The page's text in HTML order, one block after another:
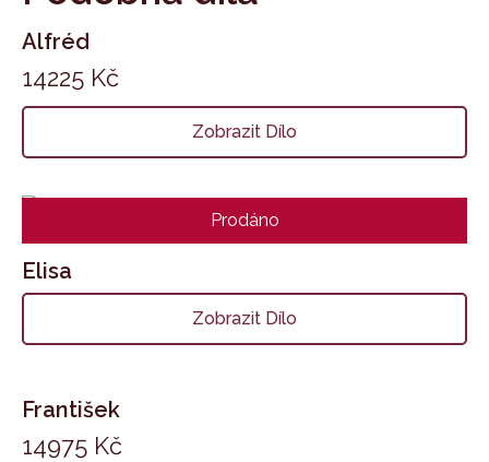
Alfréd
14225 Kč
Zobrazit Dílo
Prodáno
Elisa
Zobrazit Dílo
František
14975 Kč